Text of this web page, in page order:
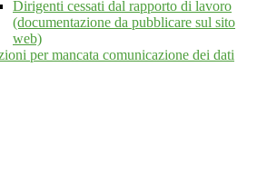
Dirigenti cessati dal rapporto di lavoro
(documentazione da pubblicare sul sito
web)
per mancata comunicazione dei dati